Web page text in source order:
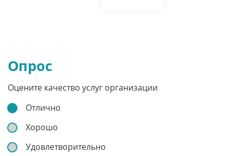
Опрос
Оцените качество услуг организации
Отлично
Хорошо
Удовлетворительно